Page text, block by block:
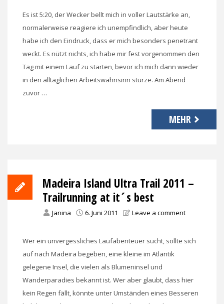
Es ist 5:20, der Wecker bellt mich in voller Lautstärke an,
normalerweise reagiere ich unempfindlich, aber heute
habe ich den Eindruck, dass er mich besonders penetrant
weckt. Es nützt nichts, ich habe mir fest vorgenommen den
Tag mit einem Lauf zu starten, bevor ich mich dann wieder
in den alltäglichen Arbeitswahnsinn stürze. Am Abend
zuvor …
MEHR
Madeira Island Ultra Trail 2011 –
Trailrunning at it´s best
Janina 6. Juni 2011 Leave a comment
Wer ein unvergessliches Laufabenteuer sucht, sollte sich
auf nach Madeira begeben, eine kleine im Atlantik
gelegene Insel, die vielen als Blumeninsel und
Wanderparadies bekannt ist. Wer aber glaubt, dass hier
kein Regen fällt, könnte unter Umständen eines Besseren